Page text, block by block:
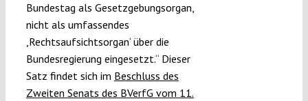
Bundestag als Gesetzgebungsorgan,
nicht als umfassendes
,Rechtsaufsichtsorgan‘ über die
Bundesregierung eingesetzt.“ Dieser
Satz findet sich im Beschluss des
Zweiten Senats des BVerfG vom 11.